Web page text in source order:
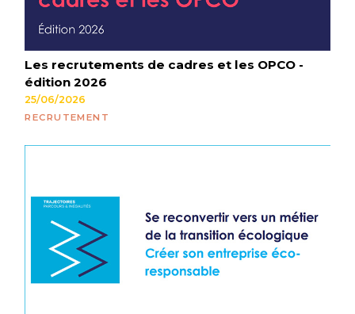
Les recrutements de cadres et les OPCO -
édition 2026
25/06/2026
RECRUTEMENT